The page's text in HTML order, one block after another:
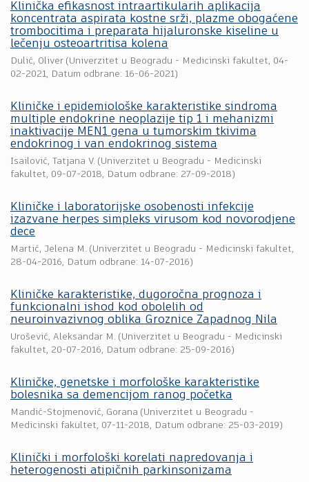
Klinička efikasnost intraartikularih aplikacija
koncentrata aspirata kostne srži, plazme obogaćene
trombocitima i preparata hijaluronske kiseline u
lečenju osteoartritisa kolena
Dulić, Oliver (Univerzitet u Beogradu - Medicinski fakultet, 04-
02-2021, Datum odbrane: 16-06-2021)
Kliničke i epidemiološke karakteristike sindroma
multiple endokrine neoplazije tip 1 i mehanizmi
inaktivacije MEN1 gena u tumorskim tkivima
endokrinog i van endokrinog sistema
Isailović, Tatjana V. (Univerzitet u Beogradu - Medicinski
fakultet, 09-07-2018, Datum odbrane: 27-09-2018)
Kliničke i laboratorijske osobenosti infekcije
izazvane herpes simpleks virusom kod novorodjene
dece
Martić, Jelena M. (Univerzitet u Beogradu - Medicinski fakultet,
28-04-2016, Datum odbrane: 14-07-2016)
Kliničke karakteristike, dugoročna prognoza i
funkcionalni ishod kod obolelih od
neuroinvazivnog oblika Groznice Zapadnog Nila
Urošević, Aleksandar M. (Univerzitet u Beogradu - Medicinski
fakultet, 20-07-2016, Datum odbrane: 25-09-2016)
Kliničke, genetske i morfološke karakteristike
bolesnika sa demencijom ranog početka
Mandić-Stojmenović, Gorana (Univerzitet u Beogradu -
Medicinski fakultet, 07-11-2018, Datum odbrane: 25-03-2019)
Klinički i morfološki korelati napredovanja i
heterogenosti atipičnih parkinsonizama